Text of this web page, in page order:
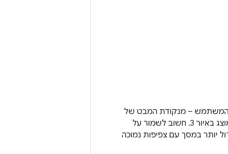
המשתמש – מנקודת המבט של
המשתמש – כשהיא מוצגת במסכים עם רמות שונות של צפיפות פיקסלים, כפי שמוצג באיור 3. חשוב לשמור על
יותר במסך עם צפיפות נמוכה